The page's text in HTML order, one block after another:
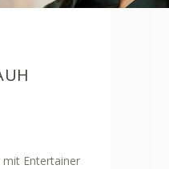
mit Entertainer